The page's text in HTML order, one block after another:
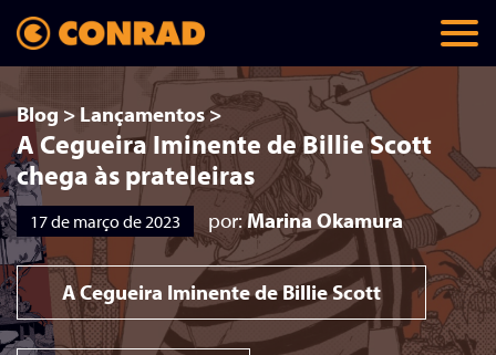
Blog > Lançamentos>
A Cegueira Iminente de Billie Scott
chega às prateleiras
17 de março de 2023 por:Marina Okamura
A Cegueira Iminente de Billie Scott